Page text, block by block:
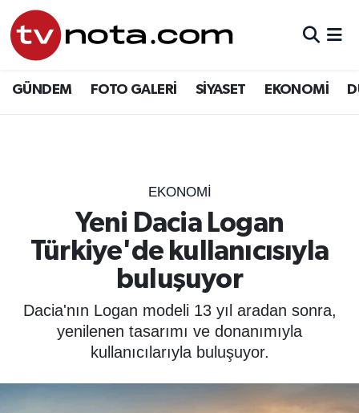
GÜNDEM FOTO GALERİ SİYASET EKONOMİ
EKONOMİ
Yeni Dacia Logan
Türkiye'de kullanıcısıyla
buluşuyor
Dacia'nın Logan modeli 13 yıl aradan sonra,
yenilenen tasarımı ve donanımıyla
kullanıcılarıyla buluşuyor.
GÜNDEM
YURT
EĞİTİM
ÖZEL HABER
SAĞLIK
SPOR
Hava Durumu
Son Dakika Haberleri
Haber Arşivi